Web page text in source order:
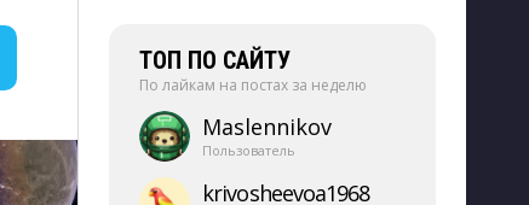
ТОП ПО САЙТУ
По лайкам на постах за неделю
Maslennikov
Пользователь
krivosheevoa1968